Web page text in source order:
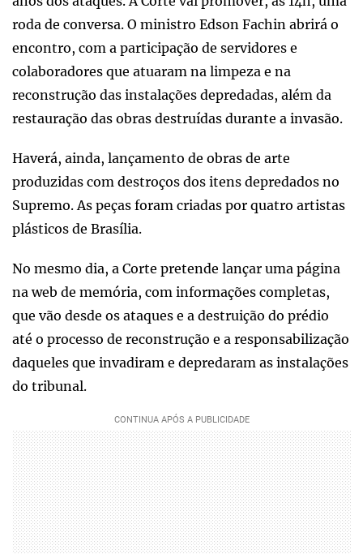
roda de conversa. O ministro Edson Fachin abrirá o
encontro, com a participação de servidores e
colaboradores que atuaram na limpeza e na
reconstrução das instalações depredadas, além da
restauração das obras destruídas durante a invasão.
Haverá, ainda, lançamento de obras de arte
produzidas com destroços dos itens depredados no
Supremo. As peças foram criadas por quatro artistas
plásticos de Brasília.
No mesmo dia, a Corte pretende lançar uma página
na web de memória, com informações completas,
que vão desde os ataques e a destruição do prédio
até o processo de reconstrução e a responsabilização
daqueles que invadiram e depredaram as instalações
do tribunal.